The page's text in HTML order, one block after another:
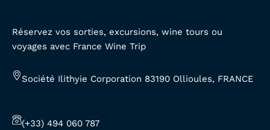
Réservez vos sorties, excursions, wine tours ou
voyages avec France Wine Trip
Société Ilithyie Corporation 83190 Ollioules, FRANCE
(+33) 494 060 787